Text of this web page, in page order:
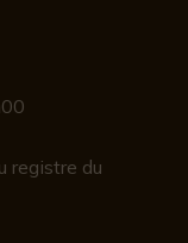
registre du